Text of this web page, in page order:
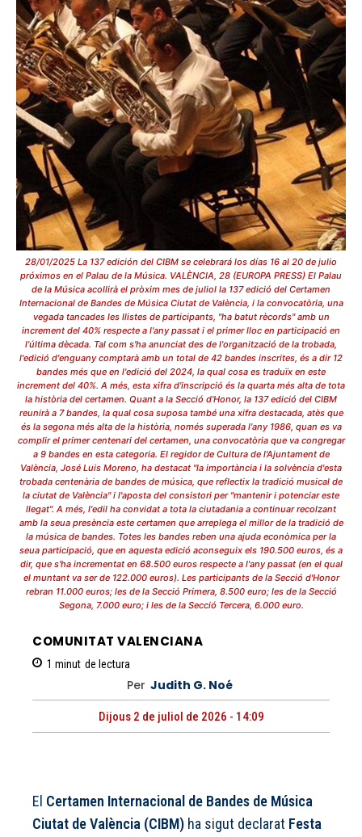
28/01/2025 La 137 edición del CIBM se celebrará los días 16 al 20 de julio
próximos en el Palau de la Música. VALÈNCIA, 28 (EUROPA PRESS) El Palau
de la Música acollirà el pròxim mes de juliol la 137 edició del Certamen
Internacional de Bandes de Música Ciutat de València, i la convocatòria, una
vegada tancades les llistes de participants, "ha batut rècords" amb un
increment del 40% respecte a l'any passat i el primer lloc en participació en
l'última dècada. Tal com s'ha anunciat des de l'organització de la trobada,
l'edició d'enguany comptarà amb un total de 42 bandes inscrites, és a dir 12
bandes més que en l'edició del 2024, la qual cosa es traduïx en este
increment del 40%. A més, esta xifra d'inscripció és la quarta més alta de tota
la història del certamen. Quant a la Secció d'Honor, la 137 edició del CIBM
reunirà a 7 bandes, la qual cosa suposa també una xifra destacada, atès que
és la segona més alta de la història, només superada l'any 1986, quan es va
complir el primer centenari del certamen, una convocatòria que va congregar
a 9 bandes en esta categoria. El regidor de Cultura de l'Ajuntament de
València, José Luis Moreno, ha destacat "la importància i la solvència d'esta
trobada centenària de bandes de música, que reflectix la tradició musical de
la ciutat de València" i l'aposta del consistori per "mantenir i potenciar este
llegat". A més, l'edil ha convidat a tota la ciutadania a continuar recolzant
amb la seua presència este certamen que arreplega el millor de la tradició de
la música de bandes. Totes les bandes reben una ajuda econòmica per la
seua participació, que en aquesta edició aconseguix els 190.500 euros, és a
dir, que s'ha incrementat en 68.500 euros respecte a l'any passat (en el qual
el muntant va ser de 122.000 euros). Les participants de la Secció d'Honor
rebran 11.000 euros; les de la Secció Primera, 8.500 euro; les de la Secció
Segona, 7.000 euro; i les de la Secció Tercera, 6.000 euro.
COMUNITAT VALENCIANA
1 minut de lectura
Per Judith G. Noé
Dijous 2 de juliol de 2026 - 14:09
El Certamen Internacional de Bandes de Música
Ciutat de València (CIBM) ha sigut declarat Festa